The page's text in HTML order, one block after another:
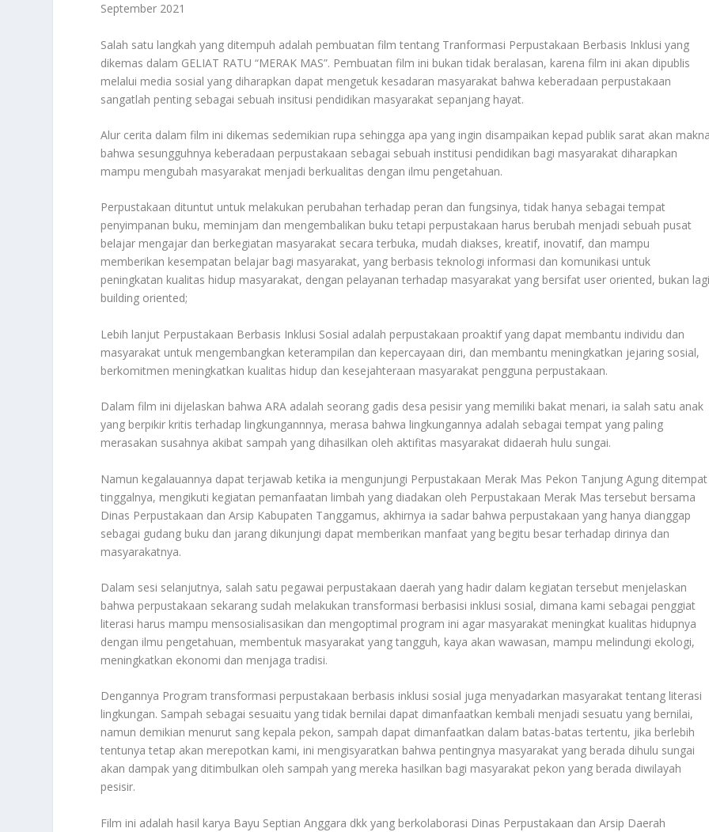
September 2021
Salah satu langkah yang ditempuh adalah pembuatan film tentang Tranformasi Perpustakaan Berbasis Inklusi yang
dikemas dalam GELIAT RATU “MERAK MAS”. Pembuatan film ini bukan tidak beralasan, karena film ini akan dipublis
melalui media sosial yang diharapkan dapat mengetuk kesadaran masyarakat bahwa keberadaan perpustakaan
sangatlah penting sebagai sebuah insitusi pendidikan masyarakat sepanjang hayat.
Alur cerita dalam film ini dikemas sedemikian rupa sehingga apa yang ingin disampaikan kepad publik sarat akan
bahwa sesungguhnya keberadaan perpustakaan sebagai sebuah institusi pendidikan bagi masyarakat diharapkan
mampu mengubah masyarakat menjadi berkualitas dengan ilmu pengetahuan.
Perpustakaan dituntut untuk melakukan perubahan terhadap peran dan fungsinya, tidak hanya sebagai tempat
penyimpanan buku, meminjam dan mengembalikan buku tetapi perpustakaan harus berubah menjadi sebuah pusat
belajar mengajar dan berkegiatan masyarakat secara terbuka, mudah diakses, kreatif, inovatif, dan mampu
memberikan kesempatan belajar bagi masyarakat, yang berbasis teknologi informasi dan komunikasi untuk
peningkatan kualitas hidup masyarakat, dengan pelayanan terhadap masyarakat yang bersifat user oriented, bukan
building oriented;
Lebih lanjut Perpustakaan Berbasis Inklusi Sosial adalah perpustakaan proaktif yang dapat membantu individu dan
masyarakat untuk mengembangkan keterampilan dan kepercayaan diri, dan membantu meningkatkan jejaring sosial,
berkomitmen meningkatkan kualitas hidup dan kesejahteraan masyarakat pengguna perpustakaan.
Dalam film ini dijelaskan bahwa ARA adalah seorang gadis desa pesisir yang memiliki bakat menari, ia salah satu anak
yang berpikir kritis terhadap lingkungannnya, merasa bahwa lingkungannya adalah sebagai tempat yang paling
merasakan susahnya akibat sampah yang dihasilkan oleh aktifitas masyarakat didaerah hulu sungai.
Namun kegalauannya dapat terjawab ketika ia mengunjungi Perpustakaan Merak Mas Pekon Tanjung Agung ditempat
tinggalnya, mengikuti kegiatan pemanfaatan limbah yang diadakan oleh Perpustakaan Merak Mas tersebut bersama
Dinas Perpustakaan dan Arsip Kabupaten Tanggamus, akhirnya ia sadar bahwa perpustakaan yang hanya dianggap
sebagai gudang buku dan jarang dikunjungi dapat memberikan manfaat yang begitu besar terhadap dirinya dan
masyarakatnya.
Dalam sesi selanjutnya, salah satu pegawai perpustakaan daerah yang hadir dalam kegiatan tersebut menjelaskan
bahwa perpustakaan sekarang sudah melakukan transformasi berbasisi inklusi sosial, dimana kami sebagai penggiat
literasi harus mampu mensosialisasikan dan mengoptimal program ini agar masyarakat meningkat kualitas hidupnya
dengan ilmu pengetahuan, membentuk masyarakat yang tangguh, kaya akan wawasan, mampu melindungi ekologi,
meningkatkan ekonomi dan menjaga tradisi.
Dengannya Program transformasi perpustakaan berbasis inklusi sosial juga menyadarkan masyarakat tentang literasi
lingkungan. Sampah sebagai sesuaitu yang tidak bernilai dapat dimanfaatkan kembali menjadi sesuatu yang bernilai,
namun demikian menurut sang kepala pekon, sampah dapat dimanfaatkan dalam batas-batas tertentu, jika berlebih
tentunya tetap akan merepotkan kami, ini mengisyaratkan bahwa pentingnya masyarakat yang berada dihulu sungai
akan dampak yang ditimbulkan oleh sampah yang mereka hasilkan bagi masyarakat pekon yang berada diwilayah
pesisir.
Film ini adalah hasil karya Bayu Septian Anggara dkk yang berkolaborasi Dinas Perpustakaan dan Arsip Daerah